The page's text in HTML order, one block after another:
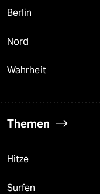
Berlin
Nord
Wahrheit
Themen
Hitze
Surfen